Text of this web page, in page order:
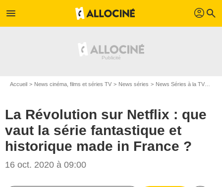
menu profil search
Accueil News cinéma, films et séries TV News séries News Séries à la TV
La Révolution sur Netflix : que
vaut la série fantastique et
historique made in France ?
16 oct. 2020 à 09:00